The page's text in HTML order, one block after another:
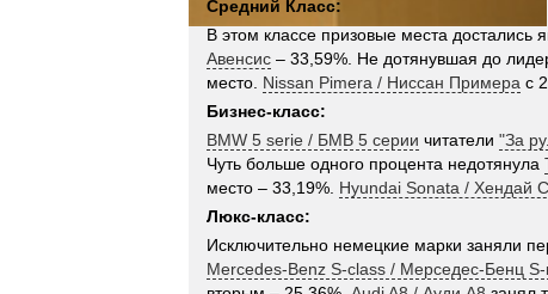
Средний Класс:
В этом классе призовые места достались
Авенсис – 33,59%. Не дотянувшая до
место. Nissan Pimera / Ниссан Примера с
Бизнес-класс:
BMW 5 serie / БМВ 5 серии читатели "За
Чуть больше одного процента недотянула
место – 33,19%. Hyundai Sonata / Хендай
Люкс-класс:
Исключительно немецкие марки заняли
Mercedes-Benz S-class / Мерседес-Бенц S-